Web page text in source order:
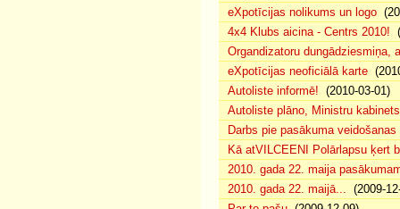
eXpotīcijas nolikums un logo
4x4 Klubs aicina - Centrs 2010!
Organdizatoru dungādziesmiņa,
eXpotīcijas neoficiālā karte
Autoliste informē! (2010-03-01)
Autoliste plāno, Ministru
Darbs pie pasākuma
Kā atVILCEENI Polārlapsu ķert
2010. gada 22. maija
2010. gada 22. maijā... (2009-